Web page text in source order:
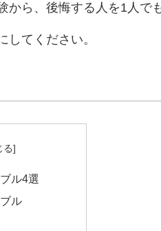
から、後悔する人を1人で
してください。
ル4選
ル